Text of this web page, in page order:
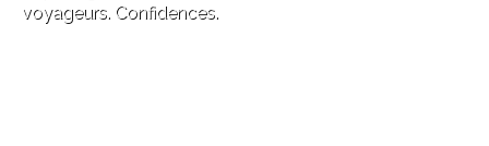
voyageurs. Confidences.